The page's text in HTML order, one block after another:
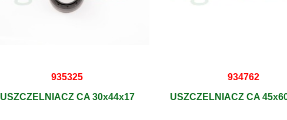
935325
USZCZELNIACZ CA 30x44x17
934762
USZCZELNIACZ CA